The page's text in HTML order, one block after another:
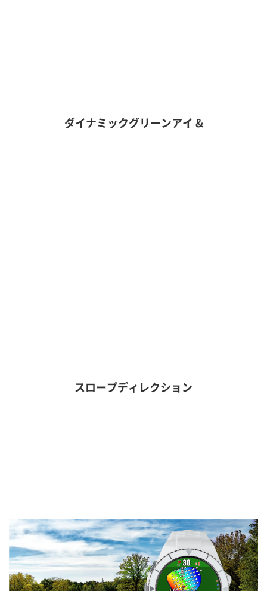
ダイナミックグリーンアイ &
スロープディレクション